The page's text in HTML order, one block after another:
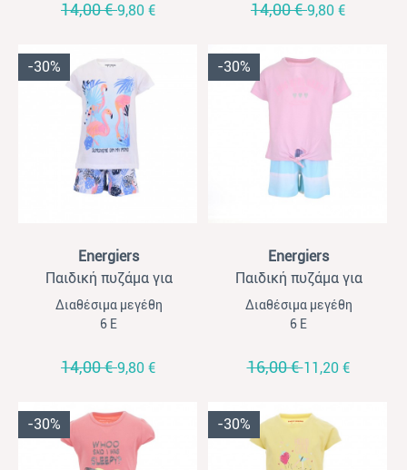
14,00 €9,80 € 14,00 €9,80 €
-30%
Energiers
Παιδική πυζάμα για
κορίτσια Energiers λευκό-
εμπριμέ
Διαθέσιμα μεγέθη
6 Ε
14,00 €9,80 €
-30%
Energiers
Παιδική πυζάμα για
κορίτσια Energiers ροζ-
ριγέ
Διαθέσιμα μεγέθη
6 Ε
16,00 €11,20 €
-30% -30%